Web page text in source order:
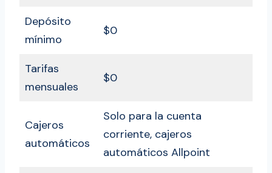
Depósito
mínimo
$0
Tarifas
mensuales
$0
Cajeros
automáticos
Solo para la cuenta
corriente, cajeros
automáticos Allpoint